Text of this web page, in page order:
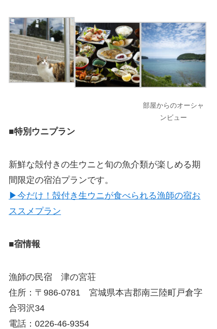
部屋からのオーシャ
ンビュー
■特別ウニプラン
新鮮な殻付きの生ウニと旬の魚介類が楽しめる期
間限定の宿泊プランです。
▶今だけ！殻付き生ウニが食べられる漁師の宿お
ススメプラン
■宿情報
漁師の民宿 津の宮荘
住所：〒986-0781 宮城県本吉郡南三陸町戸倉字
合羽沢34
電話：0226-46-9354